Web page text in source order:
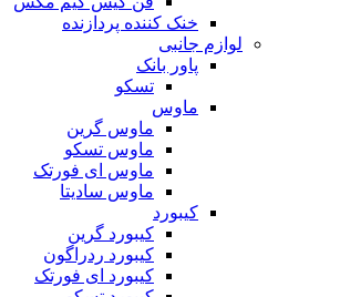
خنک کننده پردازنده
لوازم جانبی
پاور بانک
تسکو
ماوس
ماوس گرین
ماوس تسکو
ماوس ای فورتک
ماوس سادیتا
کیبورد
کیبورد گرین
کیبورد ردراگون
کیبورد ای فورتک